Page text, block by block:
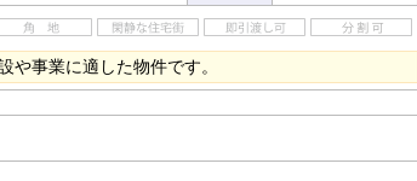
や事業に適した物件です。